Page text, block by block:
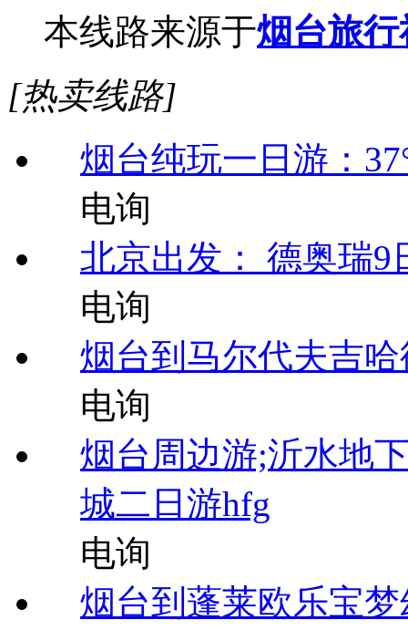
本线路来源于烟台旅行
[热卖线路]
烟台纯玩一日游：
电询
北京出发： 德奥瑞9
电询
烟台到马尔代夫吉
电询
烟台周边游;沂水地
城二日游hfg
电询
烟台到蓬莱欧乐宝